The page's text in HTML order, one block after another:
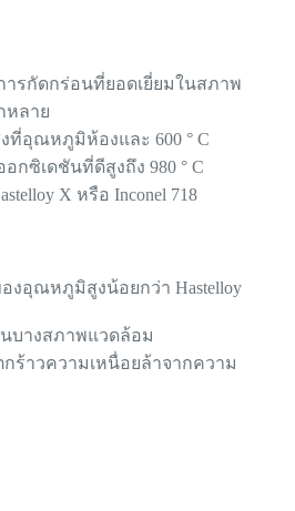
รกัดกร่อนที่ยอดเยี่ยมในสภาพ
หลาย
ที่อุณหภูมิห้องและ 600 ° C
กซิเดชันที่ดีสูงถึง 980 ° C
X หรือ Inconel 718
งอุณหภูมิสูงน้อยกว่า Hastelloy
นบางสภาพแวดล้อม
ร้าวความเหนื่อยล้าจากความ